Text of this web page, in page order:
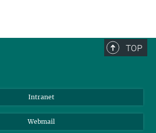
TOP
Intranet
Webmail